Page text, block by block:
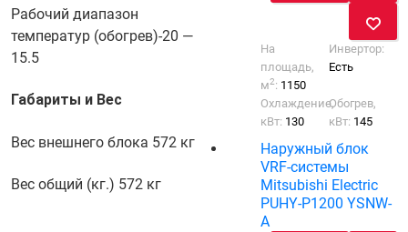
Рабочий диапазон
температур (обогрев)-20 —
15.5
Габариты и Вес
Вес внешнего блока 572 кг
Вес общий (кг.) 572 кг
На
площадь,
м2: 1150
Инвертор:
Есть
Охлаждение,
кВт: 130
Обогрев,
кВт: 145
Наружный блок
VRF-системы
Mitsubishi Electric
PUHY-P1200 YSNW-
A